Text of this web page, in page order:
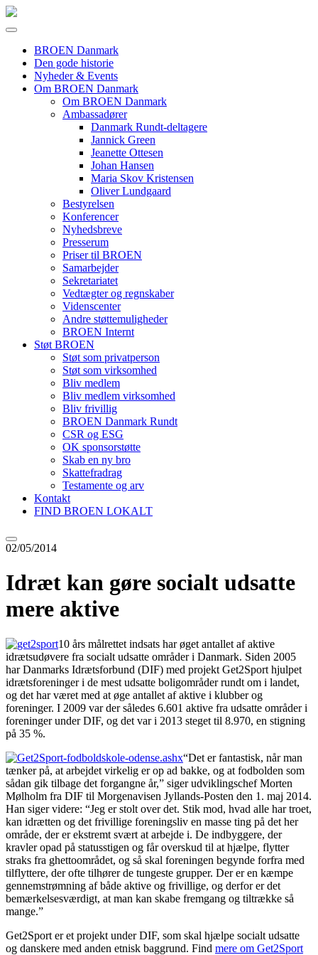
BROEN Danmark
Den gode historie
Nyheder & Events
Om BROEN Danmark
Om BROEN Danmark
Ambassadører
Danmark Rundt-deltagere
Jannick Green
Jeanette Ottesen
Johan Hansen
Maria Skov Kristensen
Oliver Lundgaard
Bestyrelsen
Konferencer
Nyhedsbreve
Presserum
Priser til BROEN
Samarbejder
Sekretariatet
Vedtægter og regnskaber
Videnscenter
Andre støttemuligheder
BROEN Internt
Støt BROEN
Støt som privatperson
Støt som virksomhed
Bliv medlem
Bliv medlem virksomhed
Bliv frivillig
BROEN Danmark Rundt
CSR og ESG
OK sponsorstøtte
Skab en ny bro
Skattefradrag
Testamente og arv
Kontakt
FIND BROEN LOKALT
02/05/2014
Idræt kan gøre socialt udsatte
mere aktive
10 års målrettet indsats har øget antallet af aktive
idrætsudøvere fra socialt udsatte områder i Danmark. Siden 2005
har Danmarks Idrætsforbund (DIF) med projekt Get2Sport hjulpet
idrætsforeninger i de mest udsatte boligområder rundt om i landet,
og det har været med at øge antallet af aktive i klubber og
foreninger. I 2009 var der således 6.601 aktive fra udsatte områder i
foreninger under DIF, og det var i 2013 steget til 8.970, en stigning
på 35 %.
“Det er fantastisk, når man
tænker på, at arbejdet virkelig er op ad bakke, og at fodbolden som
sådan gik tilbage det forgangne år,” siger udviklingschef Morten
Mølholm fra DIF til Morgenavisen Jyllands-Posten den 1. maj 2014.
Han siger videre: “Jeg er stolt over det. Stik mod, hvad alle har troet,
kan idrætten og det frivillige foreningsliv en masse ting på det her
område, der er ekstremt svært at arbejde i. De indbyggere, der
kravler opad på statusstigen og får overskud til at hjælpe, flytter
straks fra ghettoområdet, og så skal foreningen begynde forfra med
tilflyttere, der ofte tilhører de tungeste grupper. Der er en kæmpe
gennemstrømning af både aktive og frivillige, og derfor er det
bemærkelsesværdigt, at man kan skabe fremgang og tiltrække så
mange.”
Get2Sport er et projekt under DIF, som skal hjælpe socialt udsatte
og danskere med anden etnisk baggrund. Find mere om Get2Sport